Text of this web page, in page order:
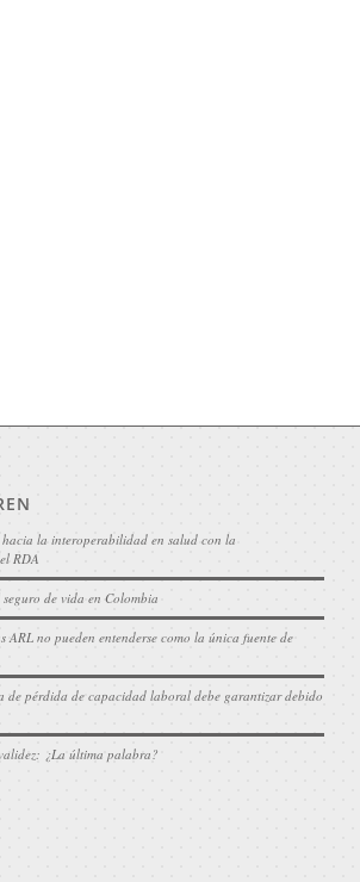
la interoperabilidad en salud con la
RDA
seguro de vida en Colombia
ARL no pueden entenderse como la única fuente de
de pérdida de capacidad laboral debe garantizar debido
¿La última palabra?